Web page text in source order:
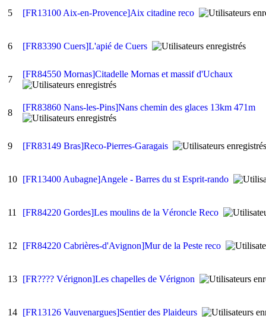
5 [FR13100 Aix-en-Provence]Aix citadine reco
6 [FR83390 Cuers]L'apié de Cuers
7
[FR84550 Mornas]Citadelle Mornas et massif d'Uchaux
8
[FR83860 Nans-les-Pins]Nans chemin des glaces 13km 471m
9 [FR83149 Bras]Reco-Pierres-Garagais
10 [FR13400 Aubagne]Angele - Barres du st Esprit-rando
11 [FR84220 Gordes]Les moulins de la Véroncle Reco
12 [FR84220 Cabrières-d'Avignon]Mur de la Peste reco
13 [FR???? Vérignon]Les chapelles de Vérignon
14 [FR13126 Vauvenargues]Sentier des Plaideurs